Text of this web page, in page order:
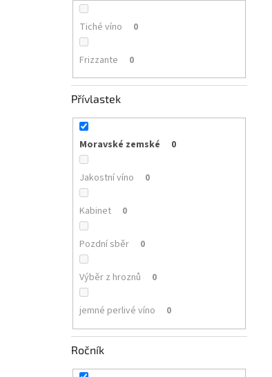
Tiché víno 0
Frizzante 0
Přívlastek
Moravské zemské 0
Jakostní víno 0
Kabinet 0
Pozdní sběr 0
Výběr z hroznů 0
jemné perlivé víno 0
Ročník